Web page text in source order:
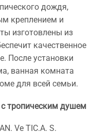
дождя,
креплением и
изготовлены из
качественное
После установки
ванная комната
для всей семьи.
тропическим душем
Ve TIC.A. S.